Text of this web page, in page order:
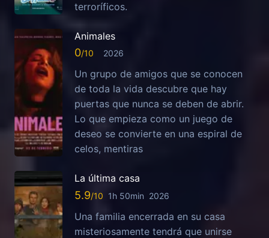
terroríficos.
Animales
0 2026
Un grupo de amigos que se conocen
de toda la vida descubre que hay
puertas que nunca se deben de abrir.
Lo que empieza como un juego de
deseo se convierte en una espiral de
celos, mentiras
La última casa
5.9 1h 50min 2026
Una familia encerrada en su casa
misteriosamente tendrá que unirse